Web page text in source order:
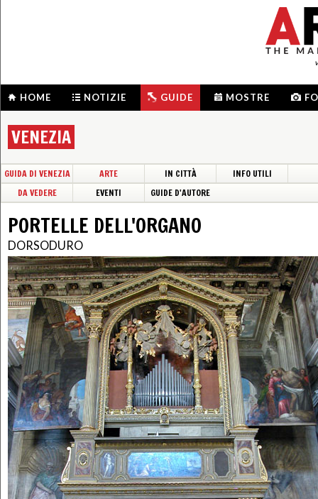
HOME NOTIZIE GUIDE MOSTRE
VENEZIA
GUIDA DI VENEZIA ARTE IN CITTÀ
INFO UTILI
DA VEDERE
EVENTI GUIDE D'AUTORE
PORTELLE DELL'ORGANO
DORSODURO